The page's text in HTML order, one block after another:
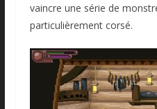
vaincre une série de
particulièrement corsé.